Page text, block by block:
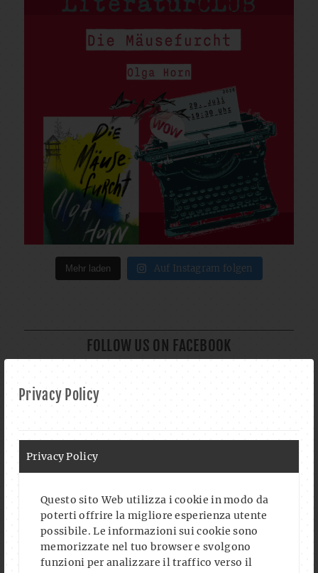
Privacy Policy
Privacy Policy
Questo sito Web utilizza i cookie in modo da
poterti offrire la migliore esperienza utente
possibile. Le informazioni sui cookie sono
memorizzate nel tuo browser e svolgono
funzioni per analizzare il traffico verso il
Mehr laden Auf Instagram folgen
FOLLOW US ON FACEBOOK
AUG. 2026
SHARE YOUR MUSIC - BATTLE ARENA VS. POTRON
FR., 07.08.2026- ORE20:00-23:00UHR